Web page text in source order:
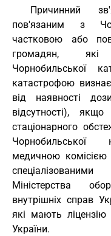
Причинний
пов'язаним з
частковою або
громадян, які
Чорнобильської
катастрофою
від наявності
відсутності),
стаціонарного
Чорнобильської
медичною
Міністерства
внутрішніх справ
які мають ліцензію
України.